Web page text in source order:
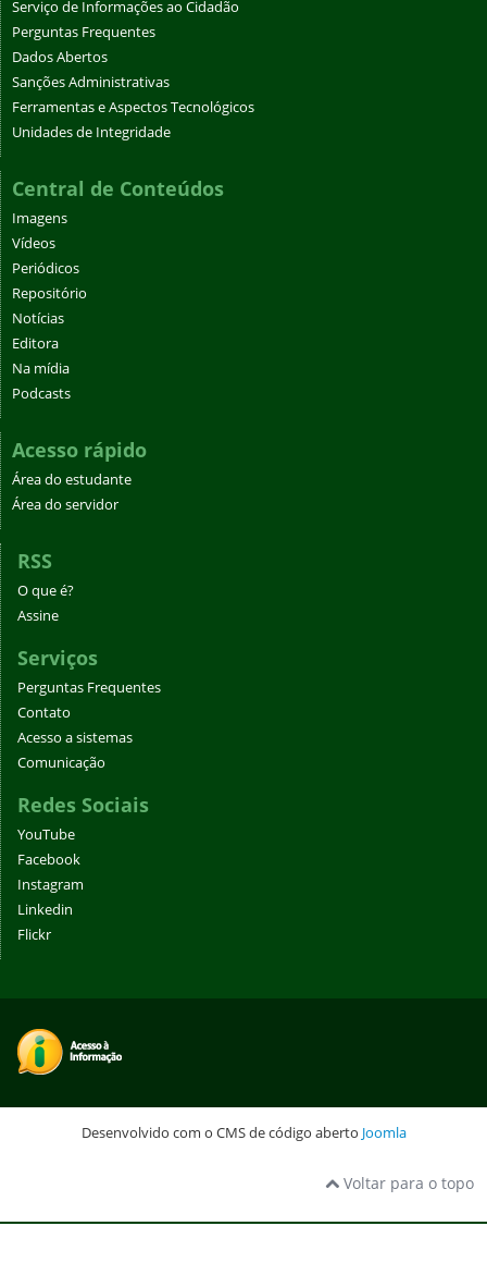
Serviço de Informações ao Cidadão
Perguntas Frequentes
Dados Abertos
Sanções Administrativas
Ferramentas e Aspectos Tecnológicos
Unidades de Integridade
Central de Conteúdos
Imagens
Vídeos
Periódicos
Repositório
Notícias
Editora
Na mídia
Podcasts
Acesso rápido
Área do estudante
Área do servidor
RSS
O que é?
Assine
Serviços
Perguntas Frequentes
Contato
Acesso a sistemas
Comunicação
Redes Sociais
YouTube
Facebook
Instagram
Linkedin
Flickr
Desenvolvido com o CMS de código aberto Joomla
Voltar para o topo